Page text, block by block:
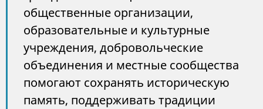
общественные организации,
образовательные и культурные
учреждения, добровольческие
объединения и местные сообщества
помогают сохранять историческую
память, поддерживать традиции